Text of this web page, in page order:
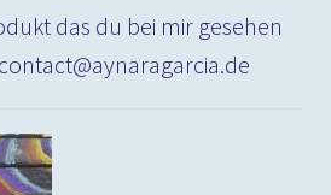
das du bei mir gesehen